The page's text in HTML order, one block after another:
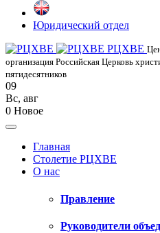
Юридический отдел
РЦХВЕ
организация Российская Церковь
пятидесятников
09
Вс, авг
0 Новое
Главная
Столетие РЦХВЕ
О нас
Правление
Руководители